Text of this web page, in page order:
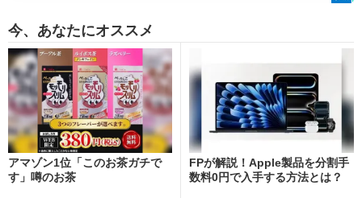
今、あなたにオススメ
アマゾン1位「このお茶ガチで
す」噂のお茶
FPが解説！Apple製品を分割手
数料0円で入手する方法とは？